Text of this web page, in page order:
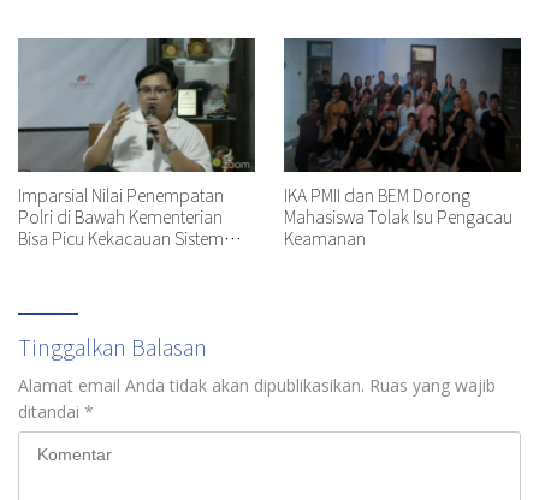
Imparsial Nilai Penempatan
Polri di Bawah Kementerian
Bisa Picu Kekacauan Sistem
IKA PMII dan BEM Dorong
Mahasiswa Tolak Isu Pengacau
Keamanan
Tinggalkan Balasan
Alamat email Anda tidak akan dipublikasikan. Ruas yang wajib
ditandai *